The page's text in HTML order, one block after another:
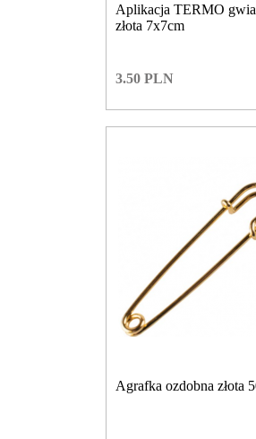
Aplikacja TERMO
złota 7x7cm
3.50 PLN
Agrafka ozdobna złota